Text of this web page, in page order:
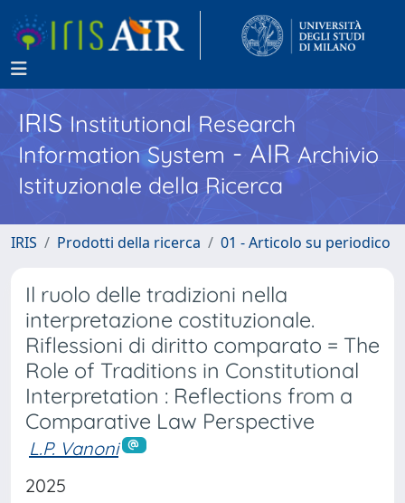
IRISInstitutional Research
Information System - AIR Archivio
Istituzionale della Ricerca
IRIS Prodotti della ricerca 01 - Articolo su periodico
Il ruolo delle tradizioni nella
interpretazione costituzionale.
Riflessioni di diritto comparato = The
Role of Traditions in Constitutional
Interpretation : Reflections from a
Comparative Law Perspective
L.P. Vanoni
2025